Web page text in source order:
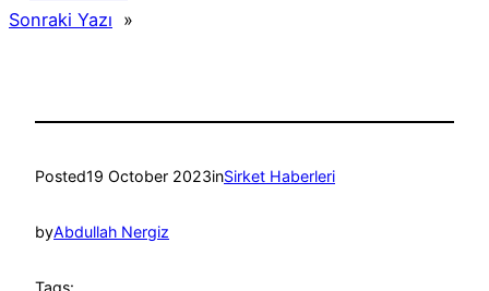
Sonraki Yazı »
Posted19 October 2023inSirket Haberleri
byAbdullah Nergiz
Tags: